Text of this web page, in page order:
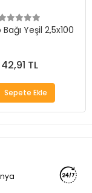
Yeşil 2,5x100
42,91 TL
Sepete Ekle